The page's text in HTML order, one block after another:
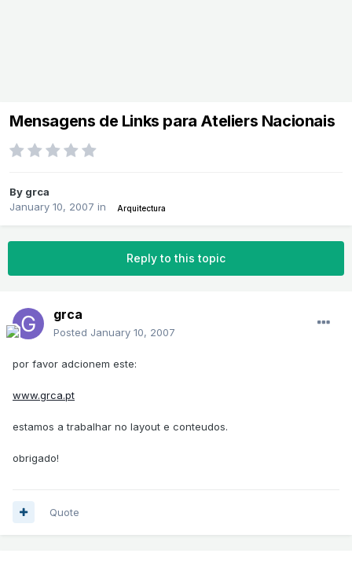
Mensagens de Links para Ateliers Nacionais
By grca
January 10, 2007 in Arquitectura
Reply to this topic
grca
Posted January 10, 2007
por favor adcionem este:
www.grca.pt
estamos a trabalhar no layout e conteudos.
obrigado!
Quote